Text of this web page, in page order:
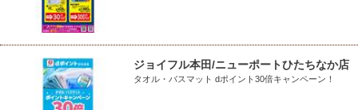
ジョイフル本田/ニューポートひたちなか店
タオル・バスマット dポイント30倍キャンペーン！